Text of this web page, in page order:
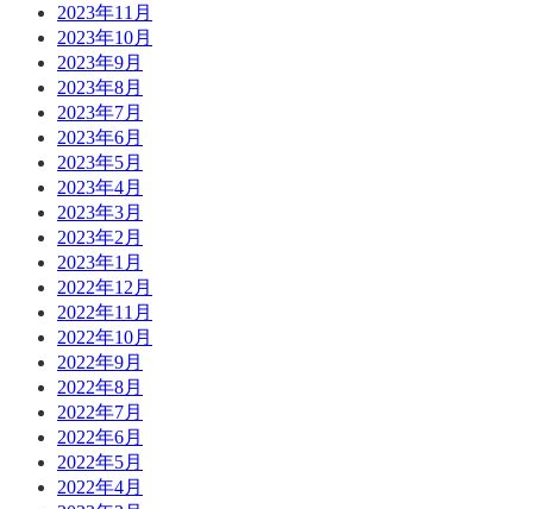
2023年11月
2023年10月
2023年9月
2023年8月
2023年7月
2023年6月
2023年5月
2023年4月
2023年3月
2023年2月
2023年1月
2022年12月
2022年11月
2022年10月
2022年9月
2022年8月
2022年7月
2022年6月
2022年5月
2022年4月